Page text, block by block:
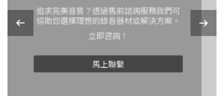
求完美音質？透過售前諮詢服務我們可
助您選擇理想的錄音器材或解決方案。
立即咨詢！
馬上聯繫